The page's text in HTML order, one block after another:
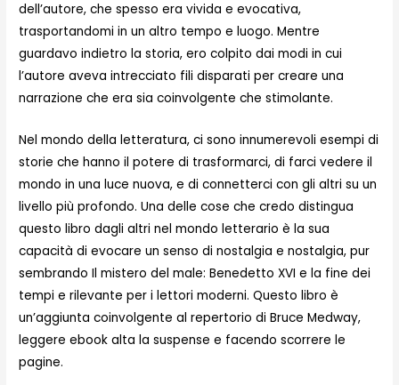
dell’autore, che spesso era vivida e evocativa,
trasportandomi in un altro tempo e luogo. Mentre
guardavo indietro la storia, ero colpito dai modi in cui
l’autore aveva intrecciato fili disparati per creare una
narrazione che era sia coinvolgente che stimolante.
Nel mondo della letteratura, ci sono innumerevoli esempi di
storie che hanno il potere di trasformarci, di farci vedere il
mondo in una luce nuova, e di connetterci con gli altri su un
livello più profondo. Una delle cose che credo distingua
questo libro dagli altri nel mondo letterario è la sua
capacità di evocare un senso di nostalgia e nostalgia, pur
sembrando Il mistero del male: Benedetto XVI e la fine dei
tempi e rilevante per i lettori moderni. Questo libro è
un’aggiunta coinvolgente al repertorio di Bruce Medway,
leggere ebook alta la suspense e facendo scorrere le
pagine.